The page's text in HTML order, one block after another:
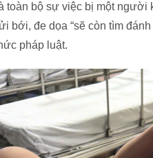
toàn bộ sự việc bị một người
bới, đe dọa “sẽ còn tìm
pháp luật.